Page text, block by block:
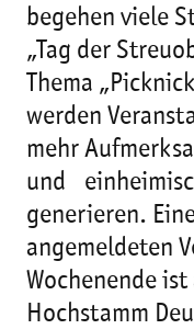
begehen viele
„Tag der
Thema
werden
mehr
und
generieren.
angemeldeten
Wochenende
Hochstamm